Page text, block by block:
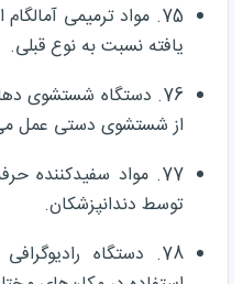
75. مواد ترمیمی
یافته نسبت به نوع قبلی.
76. دستگاه شستشوی
از شستشوی دستی عمل
77. مواد سفیدکننده
توسط دندانپزشکان.
78. دستگاه